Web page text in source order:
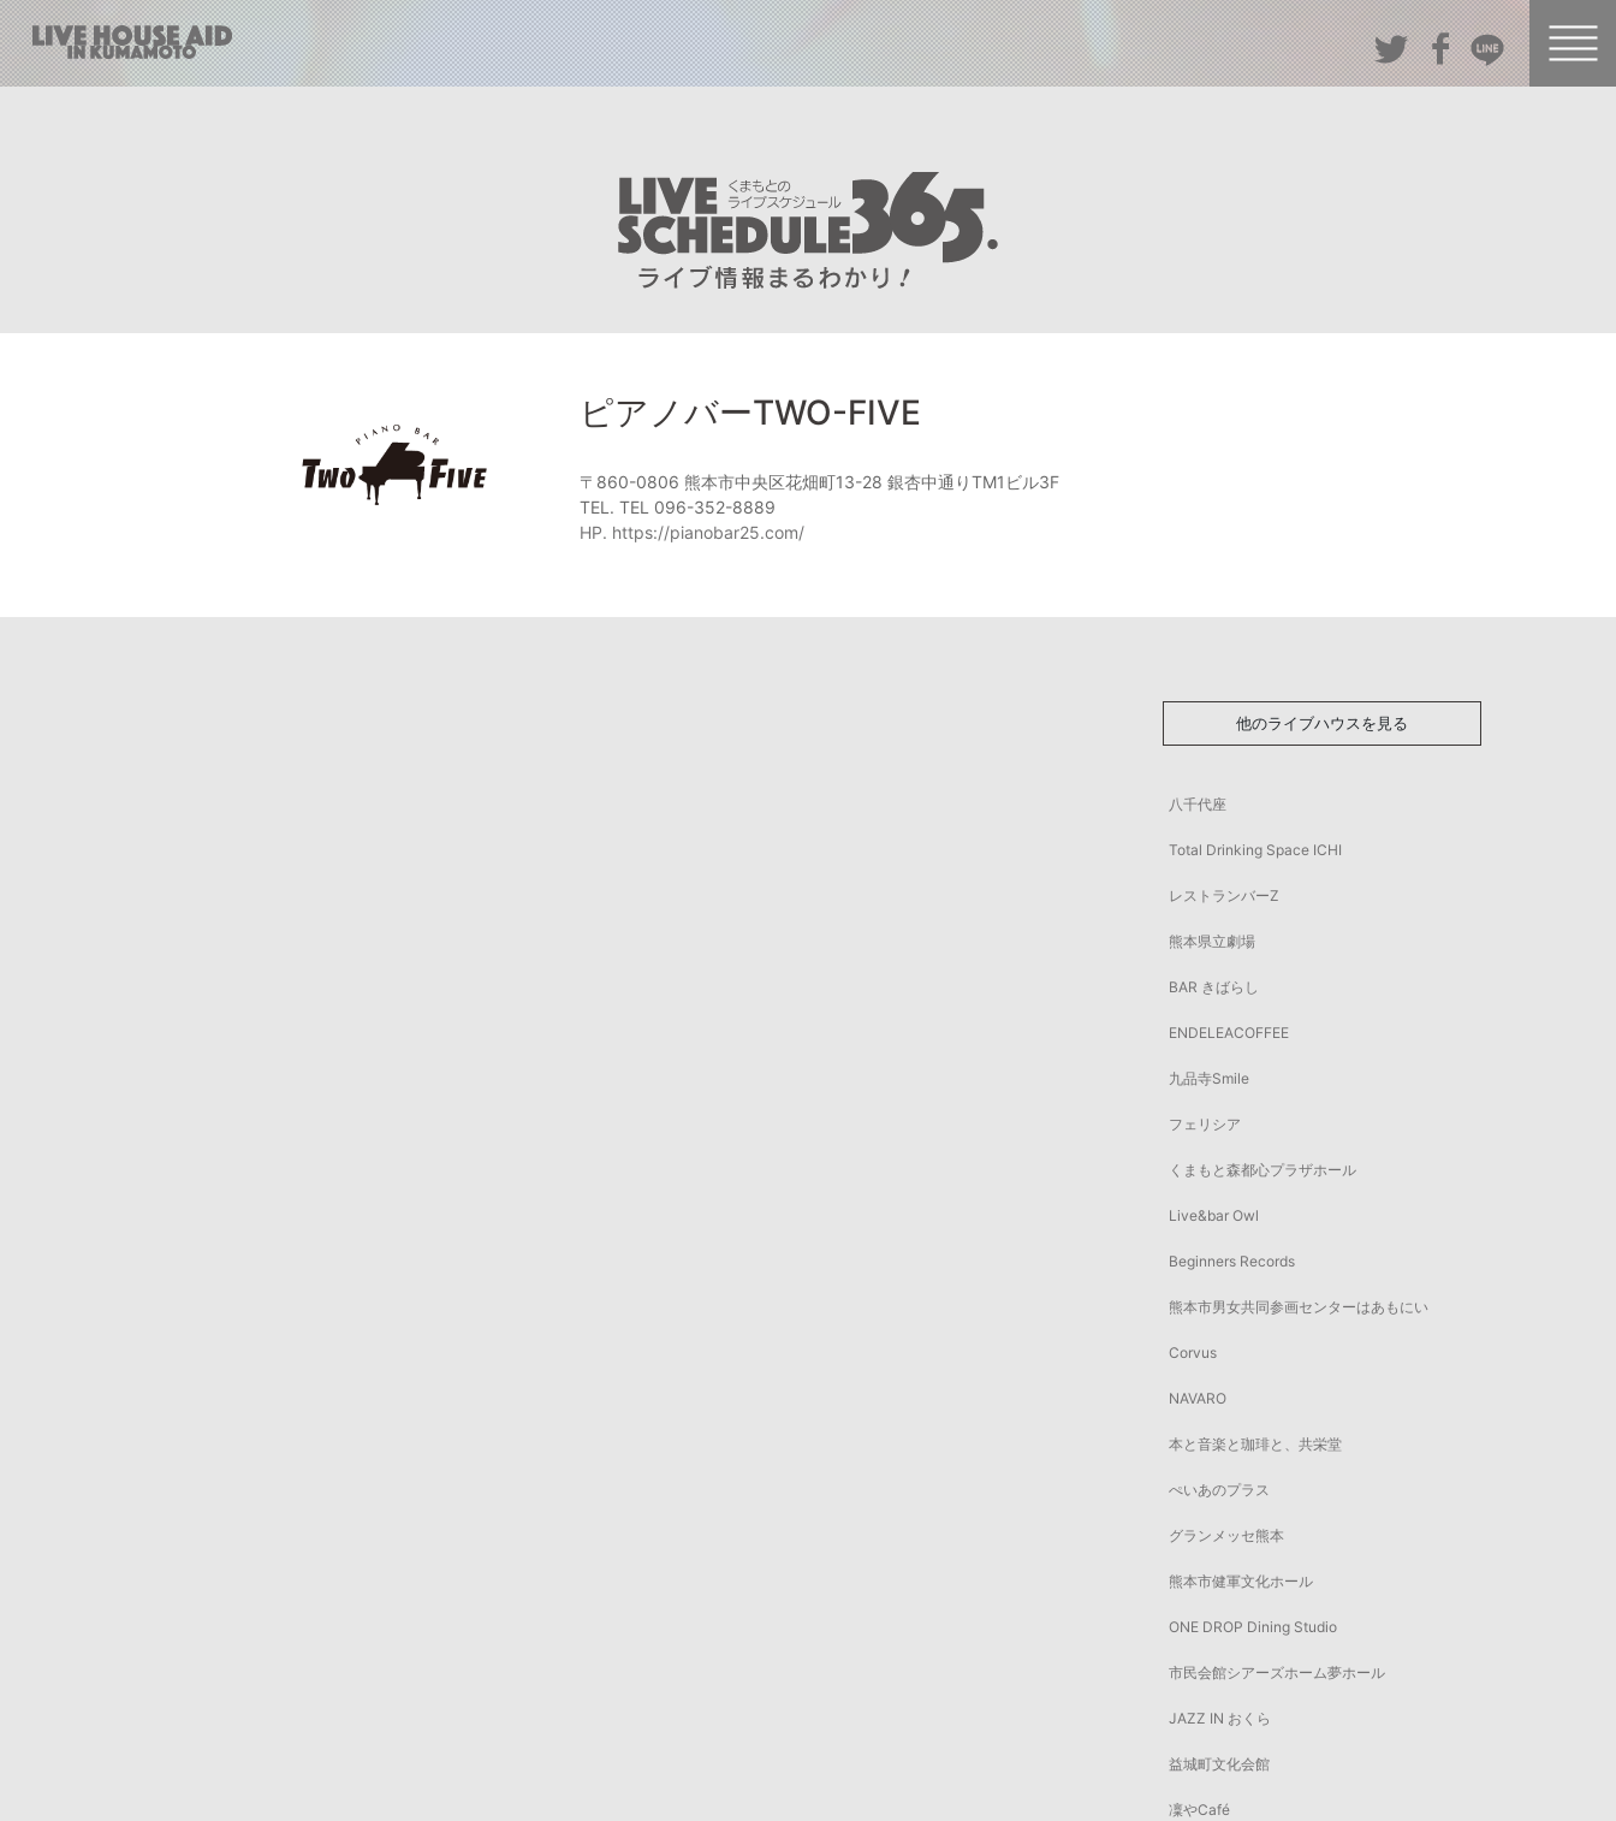
ピアノバーTWO-FIVE
〒860-0806 熊本市中央区花畑町13-28 銀杏中通りTM1ビル3F
TEL. TEL 096-352-8889
HP. https://pianobar25.com/
他のライブハウスを見る
八千代座
Total Drinking Space ICHI
レストランバーZ
熊本県立劇場
BAR きばらし
ENDELEACOFFEE
九品寺Smile
フェリシア
くまもと森都心プラザホール
Live&bar Owl
Beginners Records
熊本市男女共同参画センターはあもにい
Corvus
NAVARO
本と音楽と珈琲と、共栄堂
ぺいあのプラス
グランメッセ熊本
熊本市健軍文化ホール
ONE DROP Dining Studio
市民会館シアーズホーム夢ホール
JAZZ IN おくら
益城町文化会館
凜やCafé